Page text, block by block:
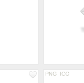
PNG ICO